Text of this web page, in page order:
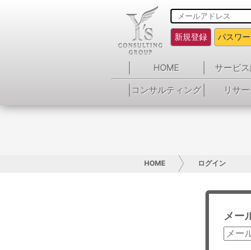
新規登録 パスワ
HOME サービ
コンサルティング
リサ
HOME ログイン
メー